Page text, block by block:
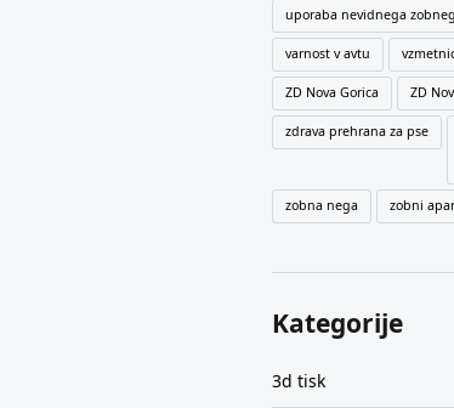
uporaba nevidnega
varnost v avtu
ZD Nova Gorica ZD
zdrava prehrana za pse
zobna nega zobni
Kategorije
3d tisk